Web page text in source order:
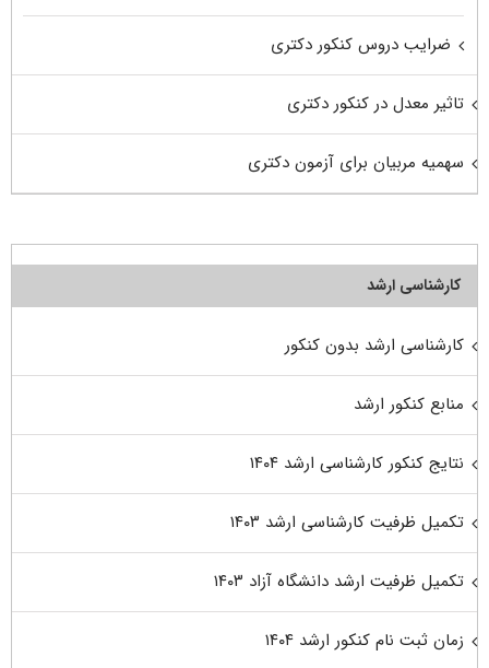
ضرایب دروس کنکور دکتری
تاثیر معدل در کنکور دکتری
سهمیه مربیان برای آزمون دکتری
کارشناسی ارشد
کارشناسی ارشد بدون کنکور
منابع کنکور ارشد
نتایج کنکور کارشناسی ارشد ۱۴۰۴
تکمیل ظرفیت کارشناسی ارشد ۱۴۰۳
تکمیل ظرفیت ارشد دانشگاه آزاد ۱۴۰۳
زمان ثبت نام کنکور ارشد ۱۴۰۴